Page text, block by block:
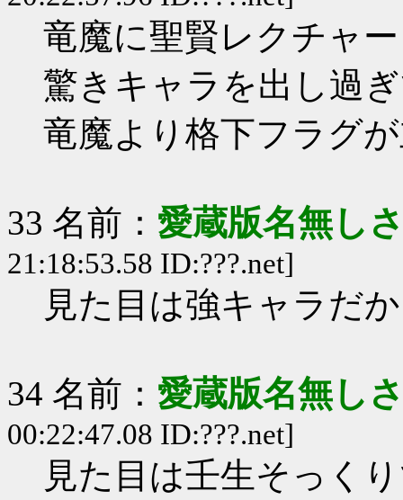
竜魔に聖賢レクチャ
驚きキャラを出し過
竜魔より格下フラグ
33 名前： 愛蔵版名無し
21:18:53.58 ID:???.net]
見た目は強キャラだ
34 名前： 愛蔵版名無し
00:22:47.08 ID:???.net]
見た目は壬生そっく